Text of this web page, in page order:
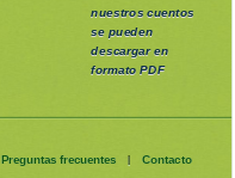
nuestros cuentos
se pueden
descargar en
formato PDF
Preguntas frecuentes | Contacto